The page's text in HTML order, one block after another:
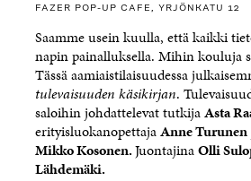
FAZER POP-UP CAFE, YRJÖNKATU 12
Saamme usein kuulla, että kaikki
napin painalluksella. Mihin kouluja
Tässä aamiaistilaisuudessa
tulevaisuuden käsikirjan.
saloihin johdattelevat tutkijaAsta
erityisluokanopettajaAnne Turunen
Mikko Kosonen.JuontajinaOlli
Lähdemäki.